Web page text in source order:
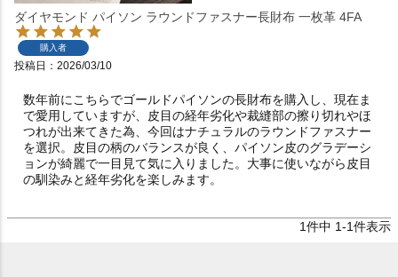
ダイヤモンド パイソン ラウンドファスナー長財布 一枚革 4FA
購入者
投稿日 2026/03/10
数年前にこちらでゴールドパイソンの長財布を購入し、現在ま
で愛用していますが、皮目の経年劣化や裁縫部の擦り切れやほ
つれが出来てきた為、今回はナチュラルのラウンドファスナー
を選択。皮目の柄のバランスが良く、パイソン皮のグラデーシ
ョンが綺麗で一目見て気に入りました。大事に使いながら皮目
の馴染みと経年劣化を楽しみます。
1件中 1-1件表示